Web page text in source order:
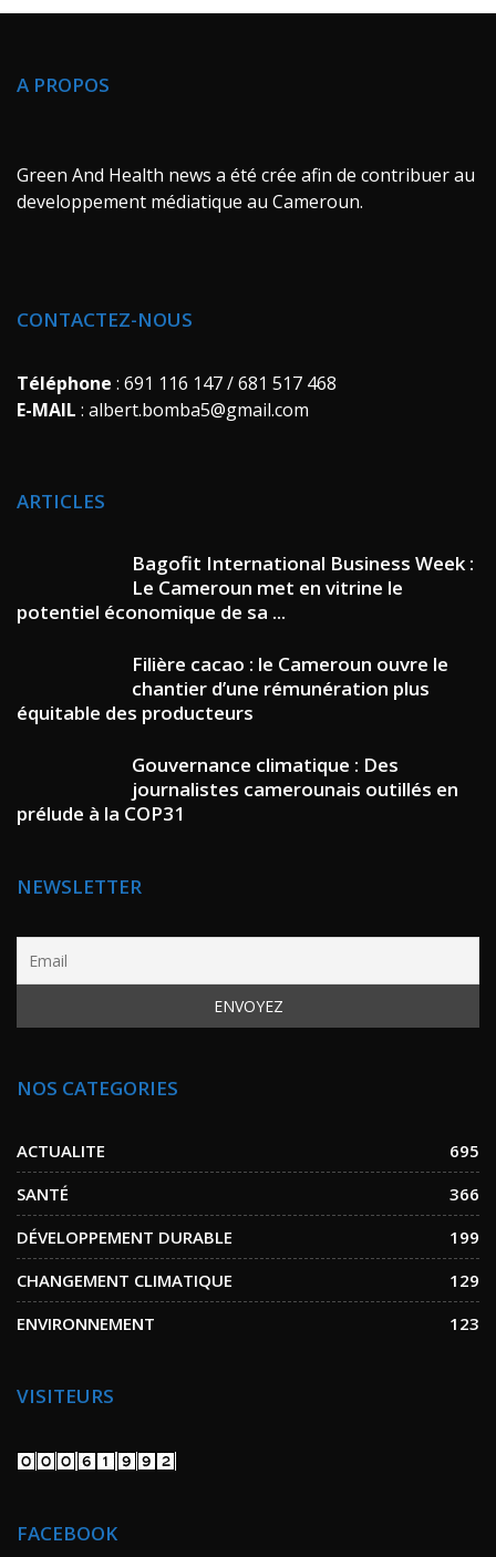
A PROPOS
Green And Health news a été crée afin de contribuer au
developpement médiatique au Cameroun.
CONTACTEZ-NOUS
Téléphone : 691 116 147 / 681 517 468
E-MAIL : albert.bomba5@gmail.com
ARTICLES
Bagofit International Business Week :
Le Cameroun met en vitrine le
potentiel économique de sa ...
Filière cacao : le Cameroun ouvre le
chantier d’une rémunération plus
équitable des producteurs
Gouvernance climatique : Des
journalistes camerounais outillés en
prélude à la COP31
NEWSLETTER
NOS CATEGORIES
ACTUALITE
695
SANTÉ
366
DÉVELOPPEMENT DURABLE
199
CHANGEMENT CLIMATIQUE
129
ENVIRONNEMENT
123
VISITEURS
FACEBOOK